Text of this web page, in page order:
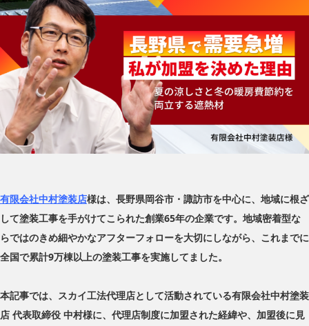
有限会社中村塗装店様は、長野県岡谷市・諏訪市を中心に、地域に根ざ
して塗装工事を手がけてこられた創業65年の企業です。地域密着型な
らではのきめ細やかなアフターフォローを大切にしながら、これまでに
全国で累計9万棟以上の塗装工事を実施してました。
本記事では、スカイ工法代理店として活動されている有限会社中村塗装
店 代表取締役 中村様に、代理店制度に加盟された経緯や、加盟後に見